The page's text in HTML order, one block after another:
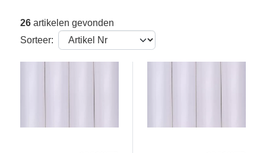
26 artikelen gevonden
Sorteer: